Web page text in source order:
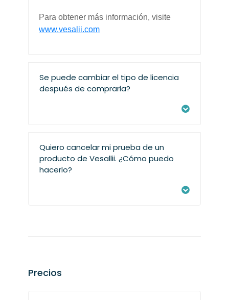
Para obtener más información, visite
www.vesalii.com
Se puede cambiar el tipo de licencia
después de comprarla?
Quiero cancelar mi prueba de un
producto de Vesallii. ¿Cómo puedo
hacerlo?
Precios